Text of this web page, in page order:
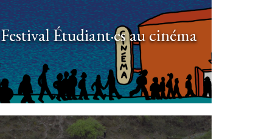
Festival Étudiant·es au cinéma